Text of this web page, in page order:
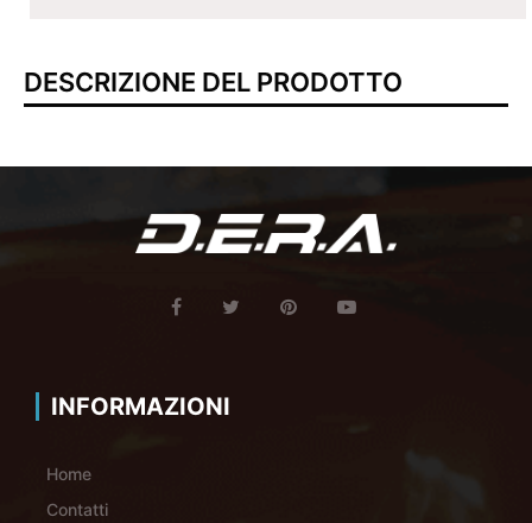
DESCRIZIONE DEL PRODOTTO
INFORMAZIONI
Home
Contatti